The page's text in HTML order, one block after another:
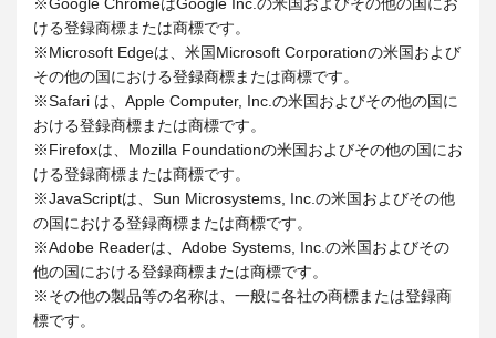
ける登録商標または商標です。
※Microsoft Edgeは、米国Microsoft Corporationの米国および
その他の国における登録商標または商標です。
※Safari は、Apple Computer, Inc.の米国およびその他の国に
おける登録商標または商標です。
※Firefoxは、Mozilla Foundationの米国およびその他の国にお
ける登録商標または商標です。
※JavaScriptは、Sun Microsystems, Inc.の米国およびその他
の国における登録商標または商標です。
※Adobe Readerは、Adobe Systems, Inc.の米国およびその
他の国における登録商標または商標です。
※その他の製品等の名称は、一般に各社の商標または登録商
標です。